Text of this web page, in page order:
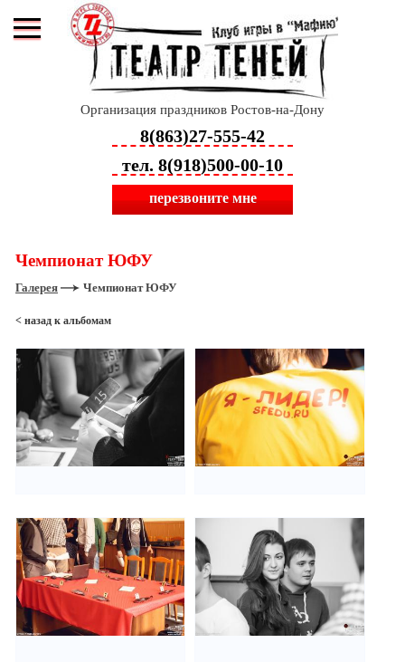
Организация праздников Ростов-на-Дону
8(863)27-555-42
тел. 8(918)500-00-10
перезвоните мне
Чемпионат ЮФУ
Галерея Чемпионат ЮФУ
< назад к альбомам